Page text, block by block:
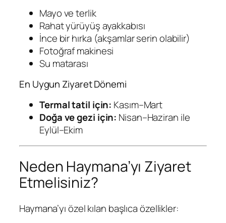
Mayo ve terlik
Rahat yürüyüş ayakkabısı
İnce bir hırka (akşamlar serin olabilir)
Fotoğraf makinesi
Su matarası
En Uygun Ziyaret Dönemi
Termal tatil için: Kasım–Mart
Doğa ve gezi için: Nisan–Haziran ile
Eylül–Ekim
Neden Haymana’yı Ziyaret
Etmelisiniz?
Haymana’yı özel kılan başlıca özellikler: